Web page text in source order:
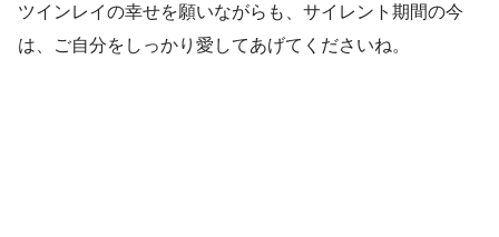
ツインレイの幸せを願いながらも、サイレント期間の今
は、ご自分をしっかり愛してあげてくださいね。